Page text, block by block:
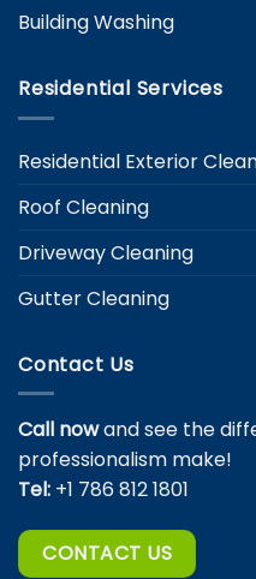
Building Washing
Residential Services
Residential Exterior
Roof Cleaning
Driveway Cleaning
Gutter Cleaning
Contact Us
Call nowand see the
professionalism make!
Tel: +1 786 812 1801
CONTACT US